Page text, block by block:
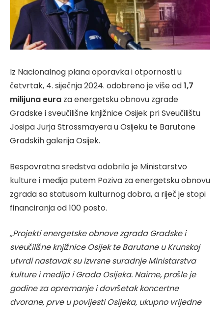
Iz Nacionalnog plana oporavka i otpornosti u
četvrtak, 4. siječnja 2024. odobreno je više od1,7
milijuna eura za energetsku obnovu zgrade
Gradske i sveučilišne knjižnice Osijek pri Sveučilištu
Josipa Jurja Strossmayera u Osijeku te Barutane
Gradskih galerija Osijek.
Bespovratna sredstva odobrilo je Ministarstvo
kulture i medija putem Poziva za energetsku obnovu
zgrada sa statusom kulturnog dobra, a riječ je stopi
financiranja od 100 posto.
„Projekti energetske obnove zgrada Gradske i
sveučilišne knjižnice Osijek te Barutane u Krunskoj
utvrdi nastavak su izvrsne suradnje Ministarstva
kulture i medija i Grada Osijeka. Naime, prošle je
godine za opremanje i dovršetak koncertne
dvorane, prve u povijesti Osijeka, ukupno vrijedne